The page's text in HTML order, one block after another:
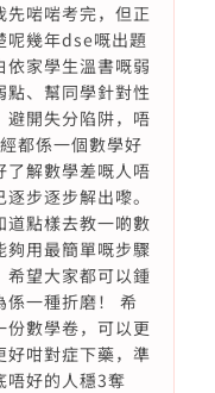
先啱啱考完，但正
呢幾年dse嘅出題
家學生溫書嘅弱
、幫同學針對性
避開失分陷阱，唔
都係一個數學好
了解數學差嘅人唔
步逐步解出嚟。
道點樣去教一啲數
夠用最簡單嘅步驟
希望大家都可以鍾
係一種折磨！ 希
數學卷，可以更
好咁對症下藥，準
唔好的人穩3奪